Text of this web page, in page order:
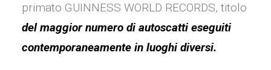
primato GUINNESS WORLD RECORDS, titolo
del maggior numero di autoscatti eseguiti
contemporaneamente in luoghi diversi.